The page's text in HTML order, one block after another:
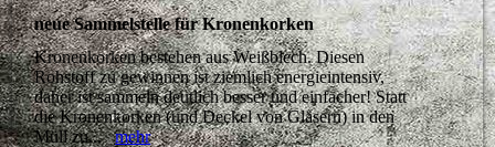
neue Sammelstelle für Kronenkorken
Kronenkorken bestehen aus Weißblech. Diesen
Rohstoff zu gewinnen ist ziemlich energieintensiv,
daher ist sammeln deutlich besser und einfacher! Statt
die Kronenkorken (und Deckel von Gläsern) in den
Müll zu...mehr